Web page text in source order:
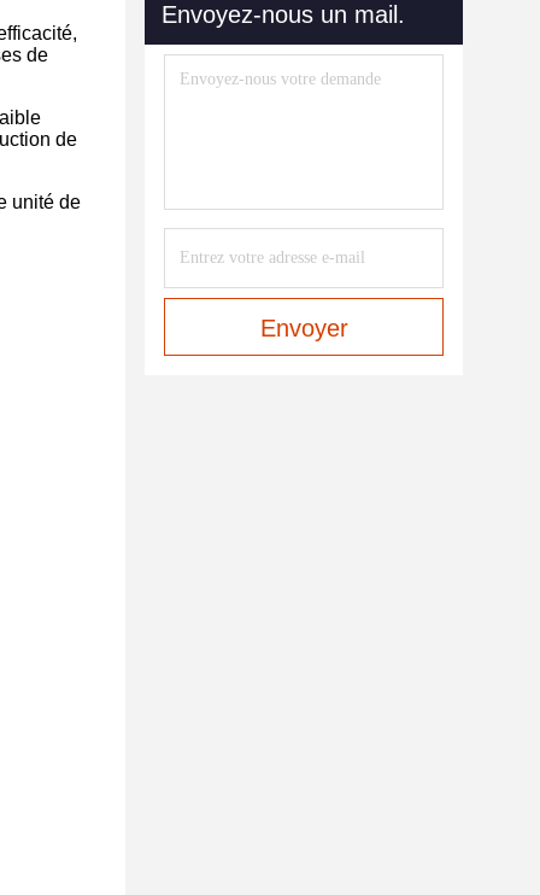
de
de
unité de
Envoyez-nous un mail.
Envoyer